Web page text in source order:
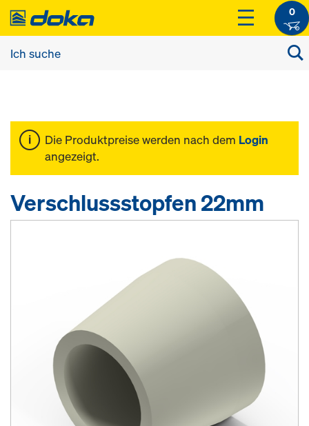
0
Die Produktpreise werden nach dem Login
angezeigt.
Verschlussstopfen 22mm